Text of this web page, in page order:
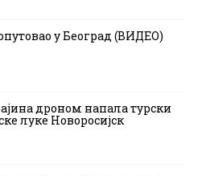
у Београд (ВИДЕО)
дроном напала турски
луке Новоросијск